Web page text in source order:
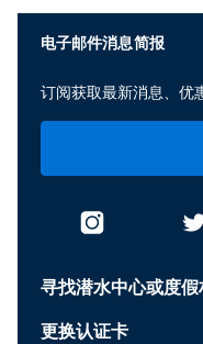
寻找潜水中心或度假
更换认证卡
电子邮件消息简报
订阅获取最新消息、优